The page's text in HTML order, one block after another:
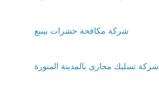
شركة مكافحة حشرات بينبع
شركة تسليك مجارى بالمدينة المنورة